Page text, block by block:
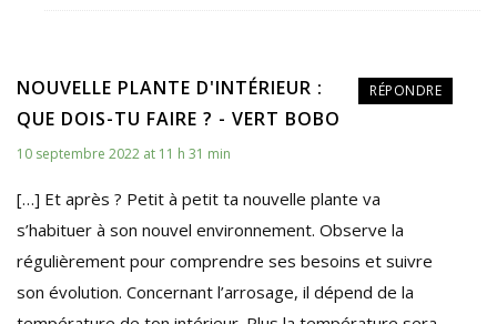
RÉPONDRE
NOUVELLE PLANTE D'INTÉRIEUR :
QUE DOIS-TU FAIRE ? - VERT BOBO
10 septembre 2022 at 11 h 31 min
[…] Et après ? Petit à petit ta nouvelle plante va
s’habituer à son nouvel environnement. Observe la
régulièrement pour comprendre ses besoins et suivre
son évolution. Concernant l’arrosage, il dépend de la